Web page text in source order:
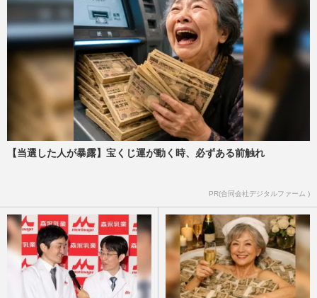
【当選した人が暴露】宝くじ運が動く時、必ずある前触れ
PR(合同会社デジタルファーム )